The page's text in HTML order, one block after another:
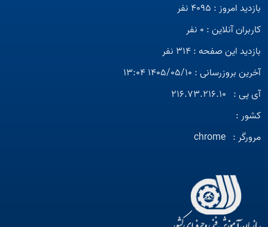
بازدید امروز : 4095 نفر
کاربران آنلاین : 0 نفر
بازدید این صفحه : 314 نفر
آخرین بروزرسانی : 1405/05/10 13:04
آی پی : 216.73.216.10
کشور :
مرورگر : chrome